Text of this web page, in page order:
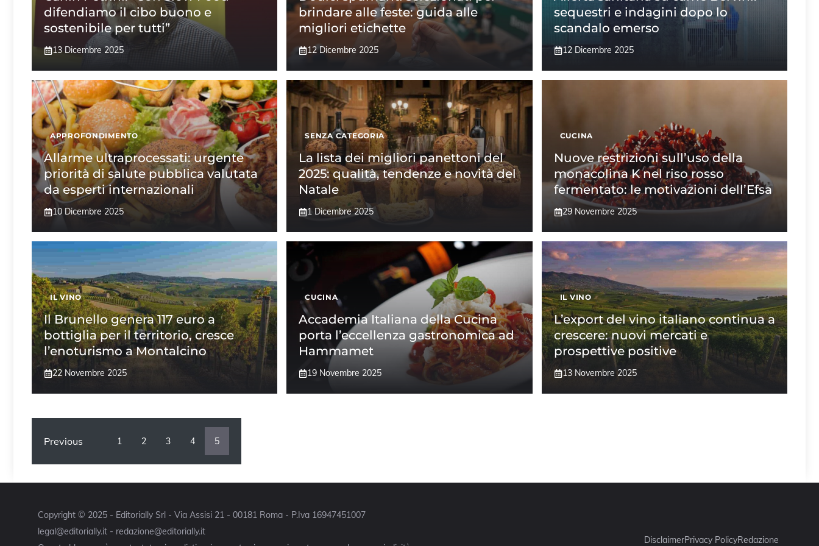
difendiamo il cibo buono e
sostenibile per tutti”
13 Dicembre 2025
brindare alle feste: guida alle
migliori etichette
12 Dicembre 2025
sequestri e indagini dopo lo
scandalo emerso
12 Dicembre 2025
APPROFONDIMENTO
Allarme ultraprocessati: urgente
priorità di salute pubblica valutata
da esperti internazionali
10 Dicembre 2025
SENZA CATEGORIA
La lista dei migliori panettoni del
2025: qualità, tendenze e novità del
Natale
1 Dicembre 2025
CUCINA
Nuove restrizioni sull’uso della
monacolina K nel riso rosso
fermentato: le motivazioni dell’Efsa
29 Novembre 2025
IL VINO
Il Brunello genera 117 euro a
bottiglia per il territorio, cresce
l’enoturismo a Montalcino
22 Novembre 2025
CUCINA
Accademia Italiana della Cucina
porta l’eccellenza gastronomica ad
Hammamet
19 Novembre 2025
IL VINO
L’export del vino italiano continua a
crescere: nuovi mercati e
prospettive positive
13 Novembre 2025
Previous 1 2 3 4 5
Copyright © 2025 - Editorially Srl - Via Assisi 21 - 00181 Roma - P.Iva 16947451007
legal@editorially.it - redazione@editorially.it
DisclaimerPrivacy PolicyRedazione